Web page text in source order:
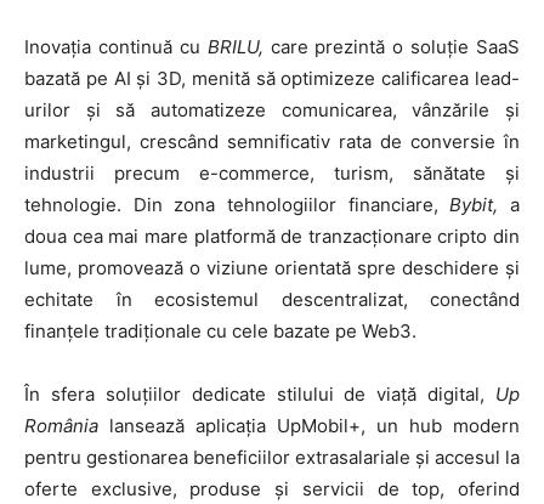
Inovația continuă cu BRILU, care prezintă o soluție SaaS
bazată pe AI și 3D, menită să optimizeze calificarea lead-
urilor și să automatizeze comunicarea, vânzările și
marketingul, crescând semnificativ rata de conversie în
industrii precum e-commerce, turism, sănătate și
tehnologie. Din zona tehnologiilor financiare,Bybit,a
doua cea mai mare platformă de tranzacționare cripto din
lume, promovează o viziune orientată spre deschidere și
echitate în ecosistemul descentralizat, conectând
finanțele tradiționale cu cele bazate pe Web3.
În sfera soluțiilor dedicate stilului de viață digital, Up
România lansează aplicația UpMobil+, un hub modern
pentru gestionarea beneficiilor extrasalariale și accesul la
oferte exclusive, produse și servicii de top, oferind